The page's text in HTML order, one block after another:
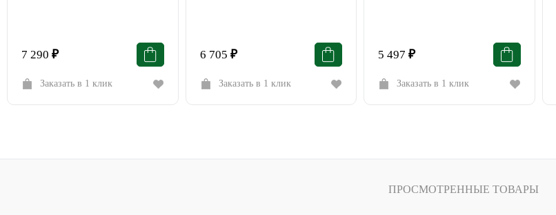
7 290 ₽
Заказать в 1 клик
6 705 ₽
Заказать в 1 клик
5 497 ₽
Заказать в 1 клик
ПРОСМОТРЕННЫЕ ТОВАРЫ